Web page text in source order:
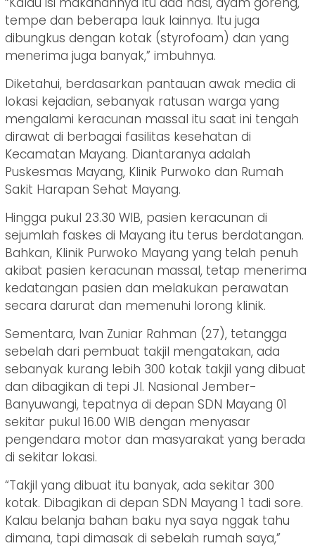
tempe dan beberapa lauk lainnya. Itu juga
dibungkus dengan kotak (styrofoam) dan yang
menerima juga banyak,” imbuhnya.
Diketahui, berdasarkan pantauan awak media di
lokasi kejadian, sebanyak ratusan warga yang
mengalami keracunan massal itu saat ini tengah
dirawat di berbagai fasilitas kesehatan di
Kecamatan Mayang. Diantaranya adalah
Puskesmas Mayang, Klinik Purwoko dan Rumah
Sakit Harapan Sehat Mayang.
Hingga pukul 23.30 WIB, pasien keracunan di
sejumlah faskes di Mayang itu terus berdatangan.
Bahkan, Klinik Purwoko Mayang yang telah penuh
akibat pasien keracunan massal, tetap menerima
kedatangan pasien dan melakukan perawatan
secara darurat dan memenuhi lorong klinik.
Sementara, Ivan Zuniar Rahman (27), tetangga
sebelah dari pembuat takjil mengatakan, ada
sebanyak kurang lebih 300 kotak takjil yang dibuat
dan dibagikan di tepi Jl. Nasional Jember-
Banyuwangi, tepatnya di depan SDN Mayang 01
sekitar pukul 16.00 WIB dengan menyasar
pengendara motor dan masyarakat yang berada
di sekitar lokasi.
“Takjil yang dibuat itu banyak, ada sekitar 300
kotak. Dibagikan di depan SDN Mayang 1 tadi sore.
Kalau belanja bahan baku nya saya nggak tahu
dimana, tapi dimasak di sebelah rumah saya,”